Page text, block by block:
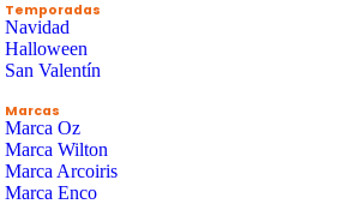
Temporadas
Navidad
Halloween
San Valentín
Marcas
Marca Oz
Marca Wilton
Marca Arcoiris
Marca Enco